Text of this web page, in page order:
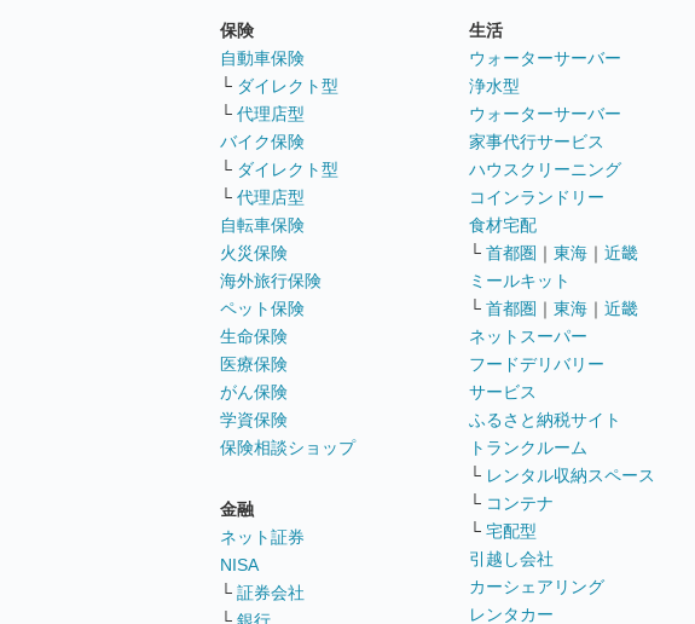
保険
自動車保険
└ ダイレクト型
└ 代理店型
バイク保険
└ ダイレクト型
└ 代理店型
自転車保険
火災保険
海外旅行保険
ペット保険
生命保険
医療保険
がん保険
学資保険
保険相談ショップ
金融
ネット証券
NISA
└ 証券会社
生活
ウォーターサーバー
浄水型
ウォーターサーバー
家事代行サービス
ハウスクリーニング
コインランドリー
食材宅配
└ 首都圏 ｜ 東海 ｜ 近畿
ミールキット
└ 首都圏 ｜ 東海 ｜ 近畿
ネットスーパー
フードデリバリー
サービス
ふるさと納税サイト
トランクルーム
└ レンタル収納スペース
└ コンテナ
└ 宅配型
引越し会社
カーシェアリング
レンタカー